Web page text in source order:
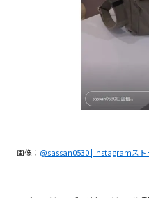
画像： @sassan0530 | Instagramスト